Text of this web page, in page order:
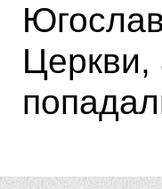
Церкви,